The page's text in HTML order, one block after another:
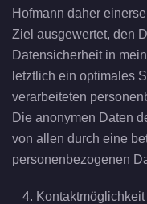
Hofmann daher
Ziel ausgewertet, den
Datensicherheit in
letztlich ein optimales
verarbeiteten
Die anonymen Daten
von allen durch eine
personenbezogenen